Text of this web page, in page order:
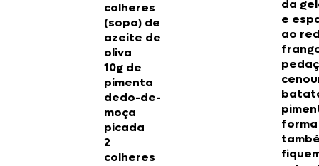
colheres
(sopa) de
azeite de
oliva
10g de
pimenta
dedo-de-
moça
picada
2
colheres
da
e
ao